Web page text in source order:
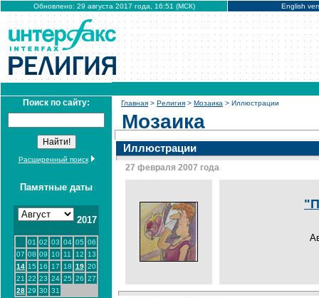
Обновлено: 29 августа 2017 года, 16:51 (МСК) English
Поиск по сайту:
Расширенный поиск
Памятные даты
2017
01 02 03 04 05 06
07 08 09 10 11 12
13
14 15 16 17 18 19 20
21 22 23 24 25 26 27
28 29 30 31
Главная > Религия > Мозаика > Иллюстрации
Мозаика
Иллюстрации
27 февраля 2007 года